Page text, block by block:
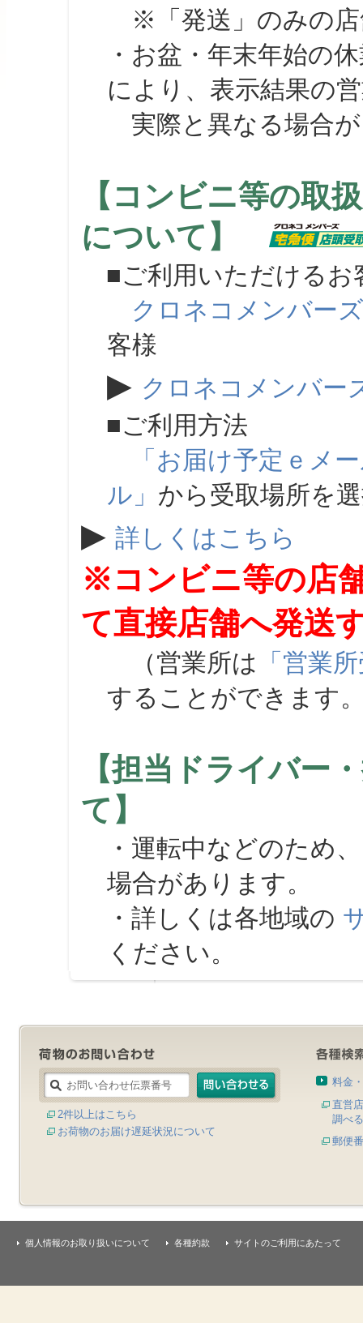
※「発送」のみの店
・お盆・年末年始の
により、表示結果の
実際と異なる場合が
【コンビニ等の取
について】
■ご利用いただけるお
クロネコメンバーズ
客様
▶ クロネコメンバー
■ご利用方法
「お届け予定ｅメ
ル」 から受取場所を
▶ 詳しくはこちら
※コンビニ等の店
て直接店舗へ発送
（営業所は 「営業
することができます
【担当ドライバー
て】
・運転中などのため
場合があります。
・詳しくは各地域の
ください。
2件以上はこちら
お荷物のお届け遅延状況について
料金
直営
調べる
郵便
個人情報のお取り扱いについて 各種約款 サイトのご利用にあたって